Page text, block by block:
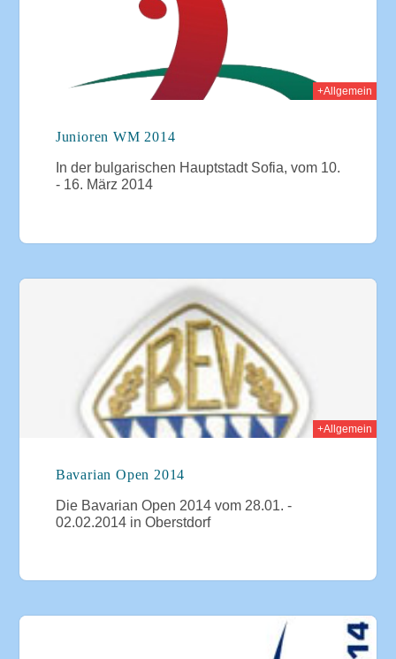
+Allgemein
Junioren WM 2014
In der bulgarischen Hauptstadt Sofia, vom 10.
- 16. März 2014
+Allgemein
Bavarian Open 2014
Die Bavarian Open 2014 vom 28.01. -
02.02.2014 in Oberstdorf